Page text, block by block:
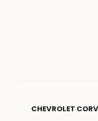
CHEVROLET